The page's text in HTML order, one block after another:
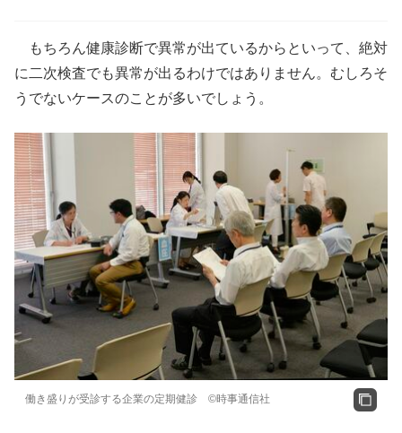
もちろん健康診断で異常が出ているからといって、絶対
に二次検査でも異常が出るわけではありません。むしろそ
うでないケースのことが多いでしょう。
働き盛りが受診する企業の定期健診 ©時事通信社